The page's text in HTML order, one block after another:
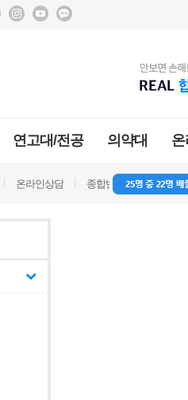
연고대/전공 의약대
온라인상담 종합반 방문상담